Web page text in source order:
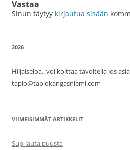
Vastaa
Sinun täytyy kirjautua sisään
2026
Hiljaiseloa.. voi koittaa tavoitella jos
tapio@tapiokangasniemi.com
VIIMEISIMMÄT ARTIKKELIT
Sup-lauta puusta